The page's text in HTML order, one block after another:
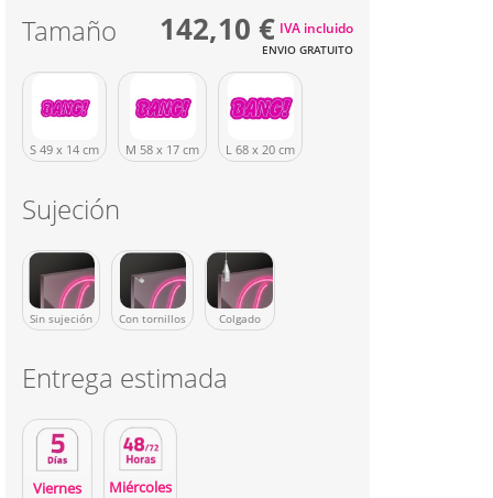
Tamaño
S 49 x 14 cm M 58 x 17 cm L 68 x 20 cm
Sujeción
Sin sujeción Con tornillos Colgado
Entrega estimada
Viernes
Miércoles
142,10 €
ENVIO GRATUITO
IVA incluido